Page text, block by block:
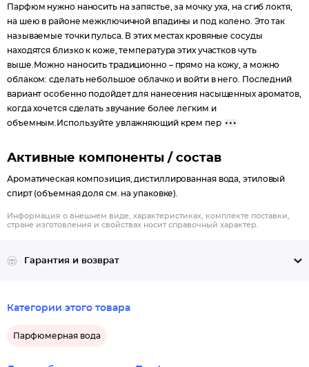
Парфюм нужно наносить на запястье, за мочку уха, на сгиб локтя,
на шею в районе межключичной впадины и под колено. Это так
называемые точки пульса. В этих местах кровяные сосуды
находятся близко к коже, температура этих участков чуть
выше.Можно наносить традиционно – прямо на кожу, а можно
облаком: сделать небольшое облачко и войти в него. Последний
вариант особенно подойдет для нанесения насыщенных ароматов,
когда хочется сделать звучание более легким и
объемным.Используйте увлажняющий крем пер
Активные компоненты / состав
Ароматическая композиция, дистиллированная вода, этиловый
спирт (объемная доля см. на упаковке).
Информация о внешнем виде, характеристиках, комплекте поставки,
стране изготовления и свойствах носит справочный характер.
Гарантия и возврат
Категории этого товара
Парфюмерная вода